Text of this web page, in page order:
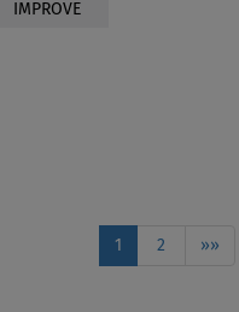
IMPROVE
1 2 »»